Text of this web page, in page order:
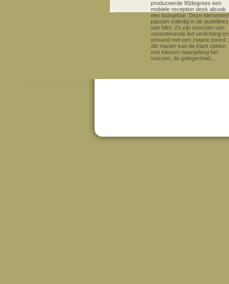
produceerde 90degrees een
mobiele reception desk alsook
een loungebar. Deze elementen
passen volledig in de guidelines
van Mini. Ze zijn voorzien van
veranderende led verlichting en
omrand met een zwarte boord.
die manier kan de klant spelen
met kleuren naargelang het
seizoen, de gelegenheid,...